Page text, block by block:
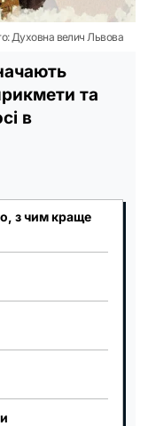
Духовна велич Львова
та
в
з чим краще